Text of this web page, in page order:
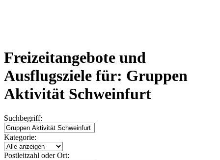
Freizeitangebote und
Ausflugsziele für: Gruppen
Aktivität Schweinfurt
Suchbegriff:
Kategorie:
Postleitzahl oder Ort: